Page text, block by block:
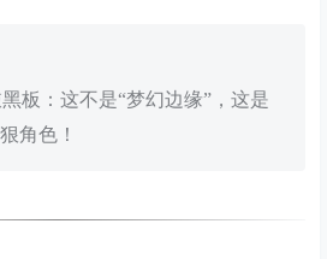
板：这不是“梦幻边缘”，这是
角色！